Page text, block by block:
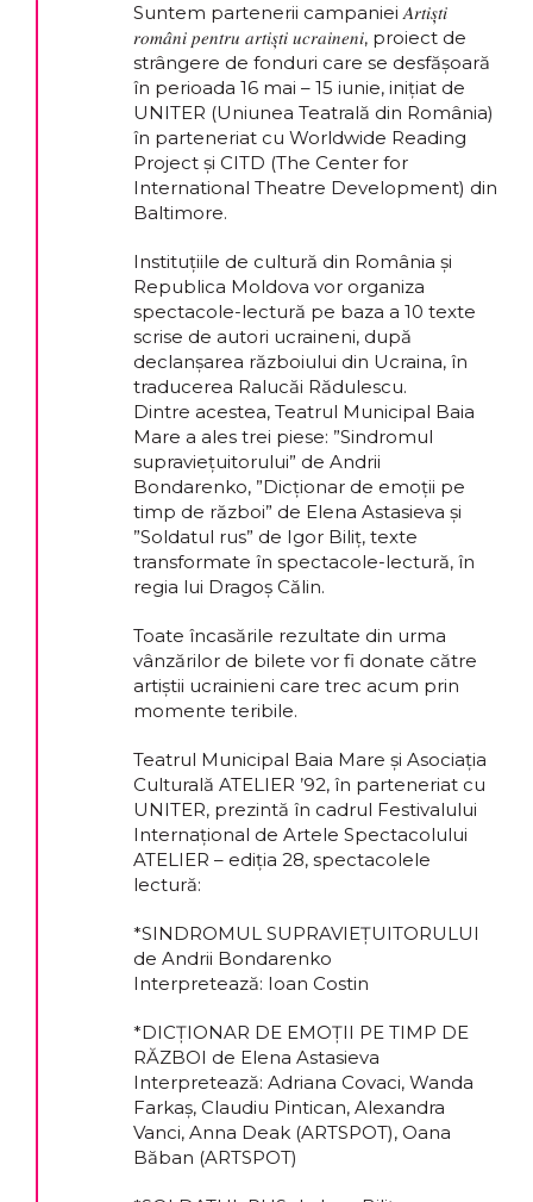
Suntem partenerii campaniei 𝐴𝑟𝑡𝑖𝑠̦𝑡𝑖
𝑟𝑜𝑚𝑎̂𝑛𝑖 𝑝𝑒𝑛𝑡𝑟𝑢 𝑎𝑟𝑡𝑖𝑠̦𝑡𝑖 𝑢𝑐𝑟𝑎𝑖𝑛𝑒𝑛𝑖, proiect de
strângere de fonduri care se desfășoară
în perioada 16 mai – 15 iunie, inițiat de
UNITER (Uniunea Teatrală din România)
în parteneriat cu Worldwide Reading
Project și CITD (The Center for
International Theatre Development) din
Baltimore.
Instituțiile de cultură din România și
Republica Moldova vor organiza
spectacole-lectură pe baza a 10 texte
scrise de autori ucraineni, după
declanșarea războiului din Ucraina, în
traducerea Ralucăi Rădulescu.
Dintre acestea, Teatrul Municipal Baia
Mare a ales trei piese: ”Sindromul
supraviețuitorului” de Andrii
Bondarenko, ”Dicționar de emoții pe
timp de război” de Elena Astasieva și
”Soldatul rus” de Igor Biliț, texte
transformate în spectacole-lectură, în
regia lui Dragoș Călin.
Toate încasările rezultate din urma
vânzărilor de bilete vor fi donate către
artiștii ucrainieni care trec acum prin
momente teribile.
Teatrul Municipal Baia Mare și Asociația
Culturală ATELIER ’92, în parteneriat cu
UNITER, prezintă în cadrul Festivalului
Internațional de Artele Spectacolului
ATELIER – ediția 28, spectacolele
lectură:
*SINDROMUL SUPRAVIEȚUITORULUI
de Andrii Bondarenko
Interpretează: Ioan Costin
*DICȚIONAR DE EMOȚII PE TIMP DE
RĂZBOI de Elena Astasieva
Interpretează: Adriana Covaci, Wanda
Farkaș, Claudiu Pintican, Alexandra
Vanci, Anna Deak (ARTSPOT), Oana
Băban (ARTSPOT)